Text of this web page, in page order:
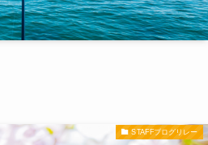
STAFFブログリレー